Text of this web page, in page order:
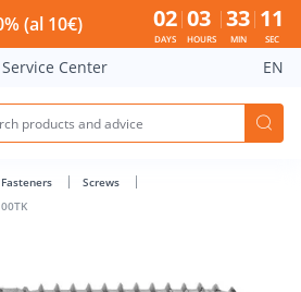
TX 15 100TK - Bauhof has loaded
(al 10€) 02
DAYS
03
HOURS
33
MIN
10
SEC
Center EN
Fasteners
Screws